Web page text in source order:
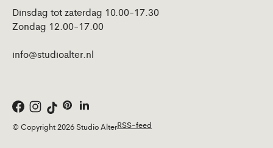
Dinsdag tot zaterdag 10.00-17.30
Zondag 12.00-17.00
info@studioalter.nl
© Copyright 2026 Studio AlterRSS-feed